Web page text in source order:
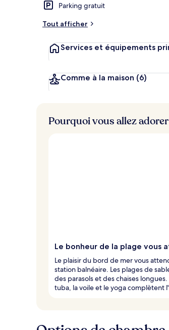
Parking gratuit
Tout afficher
Services et équipements
Comme à la maison (6)
Pourquoi vous allez
Le bonheur de la plage vous
Le plaisir du bord de mer vous
station balnéaire. Les plages de
des parasols et des chaises
tuba, la voile et le yoga complètent